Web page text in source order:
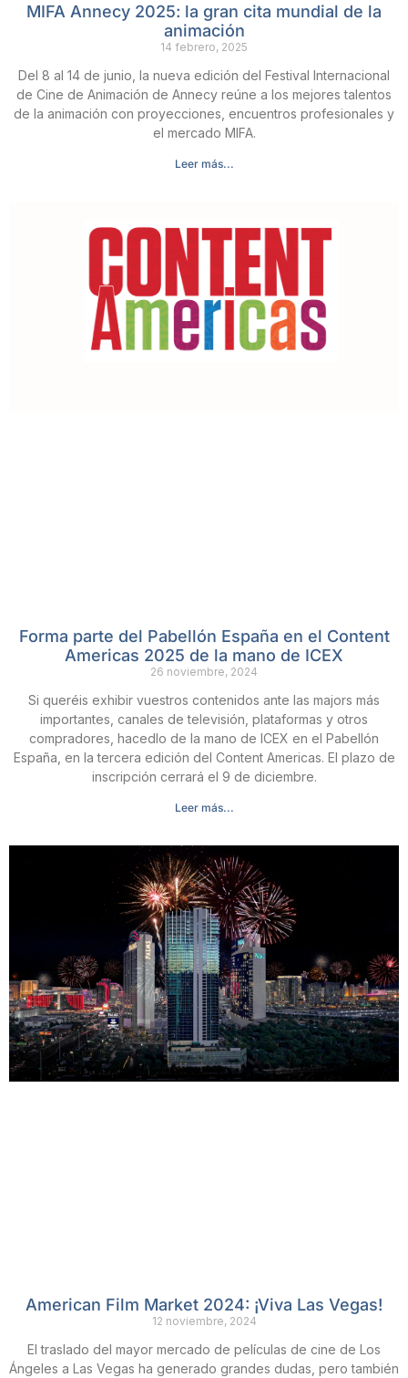
MIFA Annecy 2025: la gran cita mundial de la
animación
14 febrero, 2025
Del 8 al 14 de junio, la nueva edición del Festival Internacional
de Cine de Animación de Annecy reúne a los mejores talentos
de la animación con proyecciones, encuentros profesionales y
el mercado MIFA.
Leer más...
Forma parte del Pabellón España en el Content
Americas 2025 de la mano de ICEX
26 noviembre, 2024
Si queréis exhibir vuestros contenidos ante las majors más
importantes, canales de televisión, plataformas y otros
compradores, hacedlo de la mano de ICEX en el Pabellón
España, en la tercera edición del Content Americas. El plazo de
inscripción cerrará el 9 de diciembre.
Leer más...
American Film Market 2024: ¡Viva Las Vegas!
12 noviembre, 2024
El traslado del mayor mercado de películas de cine de Los
Ángeles a Las Vegas ha generado grandes dudas, pero también